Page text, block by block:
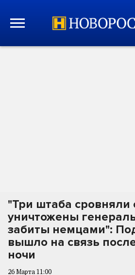
"Три штаба сровняли
уничтожены
забиты немцами":
вышло на связь
ночи
26 Марта 11:00